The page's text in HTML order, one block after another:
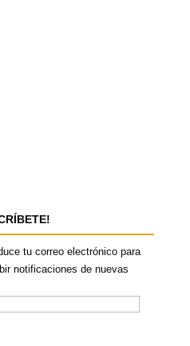
tu correo electrónico para
notificaciones de nuevas